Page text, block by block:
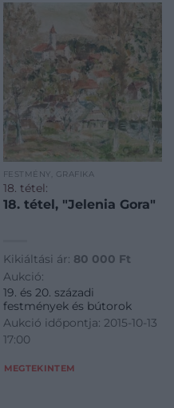
FESTMÉNY, GRAFIKA
18. tétel:
18. tétel, "Jelenia Gora"
Kikiáltási ár: 80 000 Ft
Aukció:
19. és 20. századi
festmények és bútorok
Aukció időpontja: 2015-10-13
17:00
MEGTEKINTEM